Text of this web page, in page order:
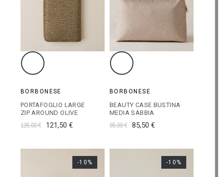
BORBONESE
PORTAFOGLIO LARGE
ZIP AROUND OLIVE
135,00 € 121,50 €
BORBONESE
BEAUTY CASE BUSTINA
MEDIA SABBIA
95,00 € 85,50 €
-10% -10%